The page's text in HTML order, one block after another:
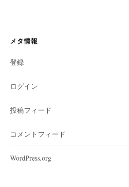
メタ情報
登録
ログイン
投稿フィード
コメントフィード
WordPress.org